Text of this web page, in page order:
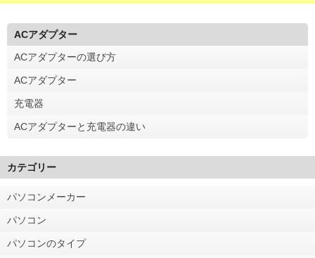
ACアダプター
ACアダプターの選び方
ACアダプター
充電器
ACアダプターと充電器の違い
カテゴリー
パソコンメーカー
パソコン
パソコンのタイプ